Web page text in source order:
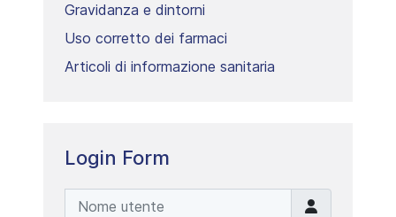
Gravidanza e dintorni
Uso corretto dei farmaci
Articoli di informazione sanitaria
Login Form
Nome utente